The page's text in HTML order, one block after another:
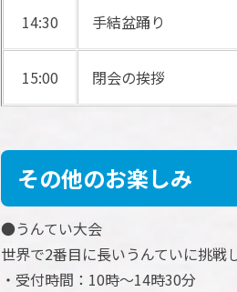
14:30 手結盆踊り
15:00 閉会の挨拶
その他のお楽しみ
●うんてい大会
世界で2番目に長いうんていに挑戦
・受付時間：10時～14時30分